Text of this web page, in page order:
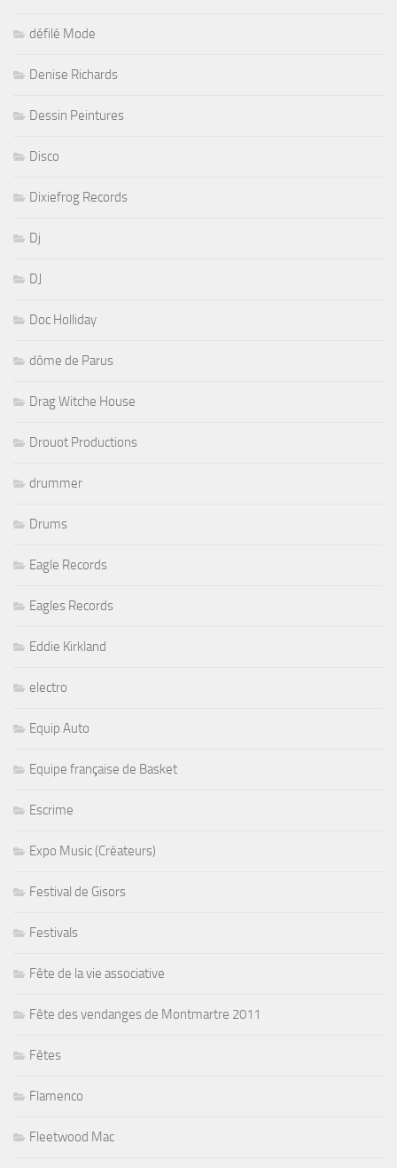
défilé Mode
Denise Richards
Dessin Peintures
Disco
Dixiefrog Records
Dj
DJ
Doc Holliday
dôme de Parus
Drag Witche House
Drouot Productions
drummer
Drums
Eagle Records
Eagles Records
Eddie Kirkland
electro
Equip Auto
Equipe française de Basket
Escrime
Expo Music (Créateurs)
Festival de Gisors
Festivals
Fête de la vie associative
Fête des vendanges de Montmartre 2011
Fêtes
Flamenco
Fleetwood Mac